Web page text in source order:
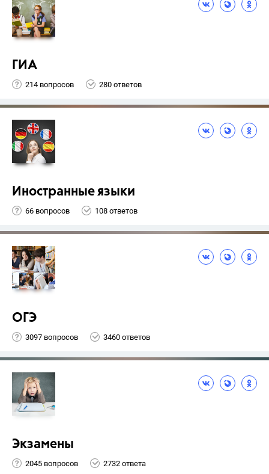
ГИА
214 вопросов 280 ответов
Иностранные языки
66 вопросов 108 ответов
ОГЭ
3097 вопросов 3460 ответов
Экзамены
2045 вопросов 2732 ответа